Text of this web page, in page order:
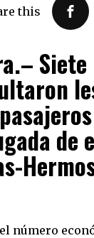
this
de
número